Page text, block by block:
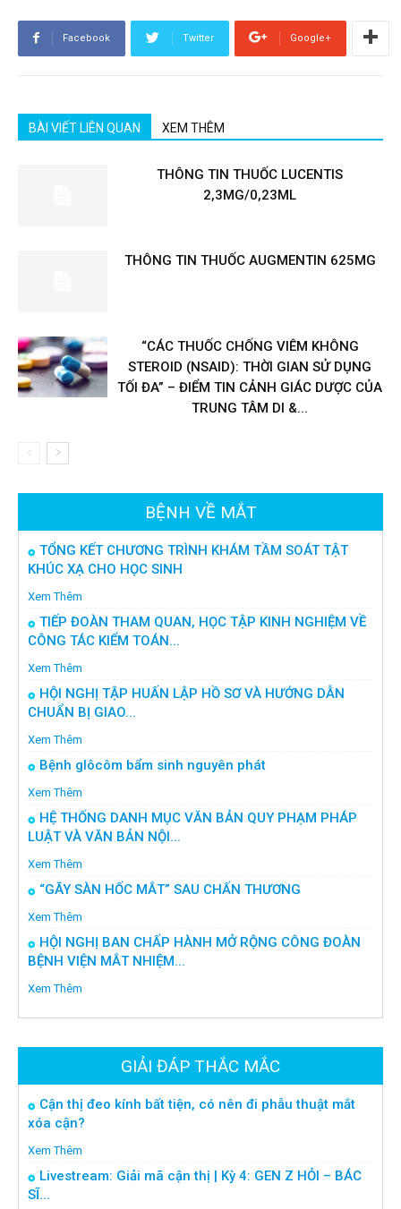
Facebook Twitter Google+
BÀI VIẾT LIÊN QUAN XEM THÊM
THÔNG TIN THUỐC LUCENTIS
2,3MG/0,23ML
THÔNG TIN THUỐC AUGMENTIN 625MG
“CÁC THUỐC CHỐNG VIÊM KHÔNG
STEROID (NSAID): THỜI GIAN SỬ DỤNG
TỐI ĐA” – ĐIỂM TIN CẢNH GIÁC DƯỢC CỦA
TRUNG TÂM DI &...
BỆNH VỀ MẮT
TỔNG KẾT CHƯƠNG TRÌNH KHÁM TẦM SOÁT TẬT
KHÚC XẠ CHO HỌC SINH
Xem Thêm
TIẾP ĐOÀN THAM QUAN, HỌC TẬP KINH NGHIỆM VỀ
CÔNG TÁC KIỂM TOÁN...
Xem Thêm
HỘI NGHỊ TẬP HUẤN LẬP HỒ SƠ VÀ HƯỚNG DẪN
CHUẨN BỊ GIAO...
Xem Thêm
Bệnh glôcôm bẩm sinh nguyên phát
Xem Thêm
HỆ THỐNG DANH MỤC VĂN BẢN QUY PHẠM PHÁP
LUẬT VÀ VĂN BẢN NỘI...
Xem Thêm
“GÃY SÀN HỐC MẮT” SAU CHẤN THƯƠNG
Xem Thêm
HỘI NGHỊ BAN CHẤP HÀNH MỞ RỘNG CÔNG ĐOÀN
BỆNH VIỆN MẮT NHIỆM...
Xem Thêm
GIẢI ĐÁP THẮC MẮC
Cận thị đeo kính bất tiện, có nên đi phẫu thuật mắt
xóa cận?
Xem Thêm
Livestream: Giải mã cận thị | Kỳ 4: GEN Z HỎI – BÁC
SĨ...